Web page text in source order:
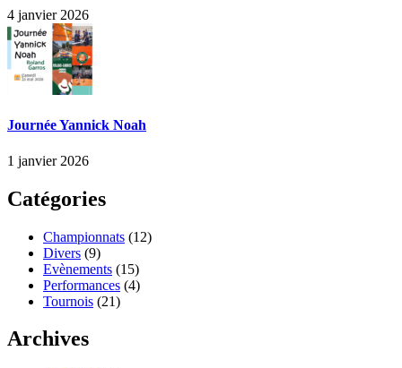
4 janvier 2026
Journée Yannick Noah
1 janvier 2026
Catégories
Championnats (12)
Divers (9)
Evènements (15)
Performances (4)
Tournois (21)
Archives